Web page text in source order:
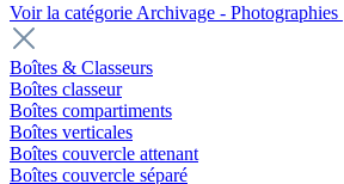
Voir la catégorie Archivage - Photographies
Boîtes & Classeurs
Boîtes classeur
Boîtes compartiments
Boîtes verticales
Boîtes couvercle attenant
Boîtes couvercle séparé